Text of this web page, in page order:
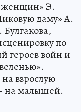
женщин» Э.
даму» А.
по
героев войн и
взрослую
на малышей.